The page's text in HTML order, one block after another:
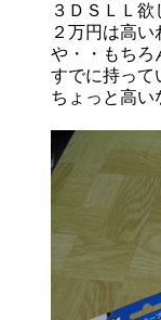
３ＤＳＬＬ
２万円は高い
や・・もちろ
すでに持って
ちょっと高